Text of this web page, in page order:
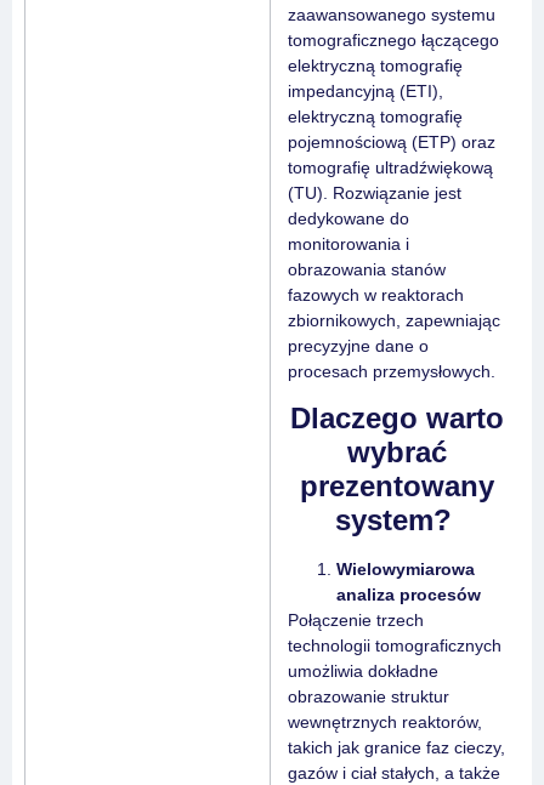
zaawansowanego systemu
tomograficznego łączącego
elektryczną tomografię
impedancyjną (ETI),
elektryczną tomografię
pojemnościową (ETP) oraz
tomografię ultradźwiękową
(TU). Rozwiązanie jest
dedykowane do
monitorowania i
obrazowania stanów
fazowych w reaktorach
zbiornikowych, zapewniając
precyzyjne dane o
procesach przemysłowych.
Dlaczego warto
wybrać
prezentowany
system?
Wielowymiarowa
analiza procesów
Połączenie trzech
technologii tomograficznych
umożliwia dokładne
obrazowanie struktur
wewnętrznych reaktorów,
takich jak granice faz cieczy,
gazów i ciał stałych, a także